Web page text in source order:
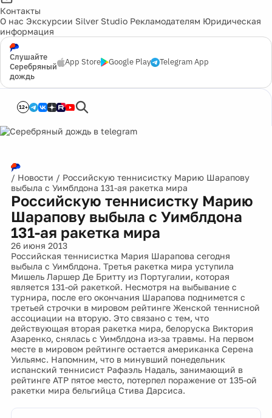
Контакты
О нас Экскурсии Silver Studio Рекламодателям Юридическая
информация
Слушайте
Серебряный
дождь
App Store Google Play Telegram App
12+
/ Новости / Российскую теннисистку Марию Шарапову
выбыла с Уимблдона 131-ая ракетка мира
Российскую теннисистку Марию
Шарапову выбыла с Уимблдона
131-ая ракетка мира
26 июня 2013
Российская теннисистка Мария Шарапова сегодня
выбыла с Уимблдона. Третья ракетка мира уступила
Мишель Ларшер Де Бритту из Португалии, которая
является 131-ой ракеткой. Несмотря на выбывание с
турнира, после его окончания Шарапова поднимется с
третьей строчки в мировом рейтинге Женской теннисной
ассоциации на вторую. Это связано с тем, что
действующая вторая ракетка мира, белоруска Виктория
Азаренко, снялась с Уимблдона из-за травмы. На первом
месте в мировом рейтинге остается американка Серена
Уильямс. Напомним, что в минувший понедельник
испанский теннисист Рафаэль Надаль, занимающий в
рейтинге АТР пятое место, потерпел поражение от 135-ой
ракетки мира бельгийца Стива Дарсиса.